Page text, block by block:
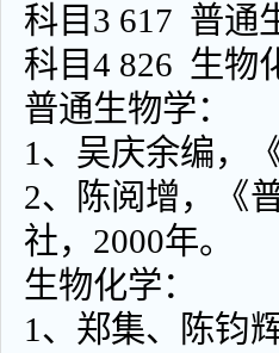
科目3 617 普通
科目4 826 生物
普通生物学：
1、吴庆余编，
2、陈阅增，《
社，2000年。
生物化学：
1、郑集、陈钧